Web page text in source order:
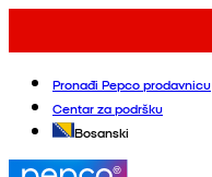
Pronađi Pepco prodavnicu
Centar za podršku
Bosanski